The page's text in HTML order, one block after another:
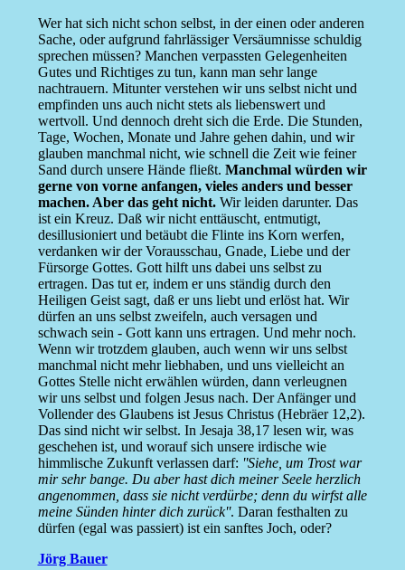
Wer hat sich nicht schon selbst, in der einen oder anderen
Sache, oder aufgrund fahrlässiger Versäumnisse schuldig
sprechen müssen? Manchen verpassten Gelegenheiten
Gutes und Richtiges zu tun, kann man sehr lange
nachtrauern. Mitunter verstehen wir uns selbst nicht und
empfinden uns auch nicht stets als liebenswert und
wertvoll. Und dennoch dreht sich die Erde. Die Stunden,
Tage, Wochen, Monate und Jahre gehen dahin, und wir
glauben manchmal nicht, wie schnell die Zeit wie feiner
Sand durch unsere Hände fließt. Manchmal würden wir
gerne von vorne anfangen, vieles anders und besser
machen. Aber das geht nicht.Wir leiden darunter. Das
ist ein Kreuz. Daß wir nicht enttäuscht, entmutigt,
desillusioniert und betäubt die Flinte ins Korn werfen,
verdanken wir der Vorausschau, Gnade, Liebe und der
Fürsorge Gottes. Gott hilft uns dabei uns selbst zu
ertragen. Das tut er, indem er uns ständig durch den
Heiligen Geist sagt, daß er uns liebt und erlöst hat. Wir
dürfen an uns selbst zweifeln, auch versagen und
schwach sein - Gott kann uns ertragen. Und mehr noch.
Wenn wir trotzdem glauben, auch wenn wir uns selbst
manchmal nicht mehr liebhaben, und uns vielleicht an
Gottes Stelle nicht erwählen würden, dann verleugnen
wir uns selbst und folgen Jesus nach. Der Anfänger und
Vollender des Glaubens ist Jesus Christus (Hebräer 12,2).
Das sind nicht wir selbst. In Jesaja 38,17 lesen wir, was
geschehen ist, und worauf sich unsere irdische wie
himmlische Zukunft verlassen darf: ''Siehe, um Trost war
mir sehr bange. Du aber hast dich meiner Seele herzlich
angenommen, dass sie nicht verdürbe; denn du wirfst alle
meine Sünden hinter dich zurück''. Daran festhalten zu
dürfen (egal was passiert) ist ein sanftes Joch, oder?
Jörg Bauer